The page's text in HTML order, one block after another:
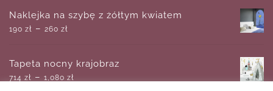
Naklejka na szybę z żółtym kwiatem
190 zł – 260 zł
Tapeta nocny krajobraz
714 zł – 1,080 zł